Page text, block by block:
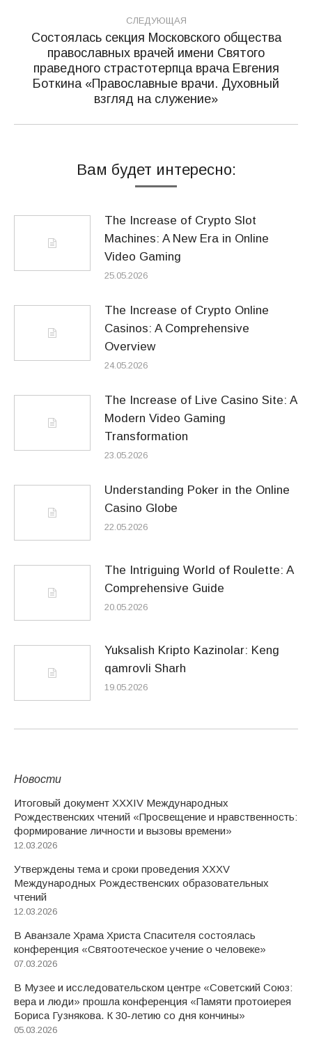
СЛЕДУЮЩАЯ
Следующая
запись:
Состоялась секция Московского общества
православных врачей имени Святого
праведного страстотерпца врача Евгения
Боткина «Православные врачи. Духовный
взгляд на служение»
Вам будет интересно:
The Increase of Crypto Slot
Machines: A New Era in Online
Video Gaming
25.05.2026
The Increase of Crypto Online
Casinos: A Comprehensive
Overview
24.05.2026
The Increase of Live Casino Site: A
Modern Video Gaming
Transformation
23.05.2026
Understanding Poker in the Online
Casino Globe
22.05.2026
The Intriguing World of Roulette: A
Comprehensive Guide
20.05.2026
Yuksalish Kripto Kazinolar: Keng
qamrovli Sharh
19.05.2026
Новости
Итоговый документ XXХIV Международных
Рождественских чтений «Просвещение и нравственность:
формирование личности и вызовы времени»
12.03.2026
Утверждены тема и сроки проведения XXXV
Международных Рождественских образовательных
чтений
12.03.2026
В Аванзале Храма Христа Спасителя состоялась
конференция «Святоотеческое учение о человеке»
07.03.2026
В Музее и исследовательском центре «Советский Союз:
вера и люди» прошла конференция «Памяти протоиерея
Бориса Гузнякова. К 30-летию со дня кончины»
05.03.2026